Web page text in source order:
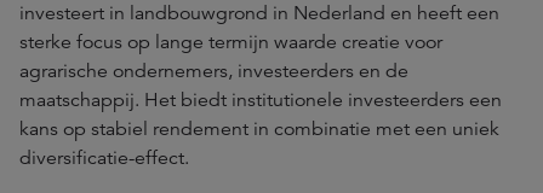
investeert in landbouwgrond in Nederland en heeft een
sterke focus op lange termijn waarde creatie voor
agrarische ondernemers, investeerders en de
maatschappij. Het biedt institutionele investeerders een
kans op stabiel rendement in combinatie met een uniek
diversificatie-effect.